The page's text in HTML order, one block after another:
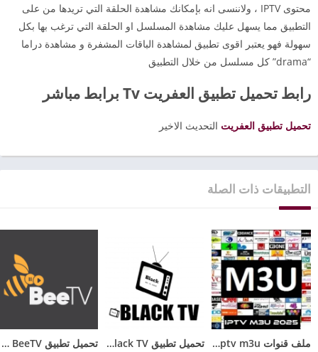
محتوى IPTV ، ولاننسى انه بإمكانك مشاهدة الحلقة التي تريدها من على
التطبيق مما يسهل عليك مشاهدة المسلسل او الحلقة التي ترغب بها بكل
سهولة فهو يعتبر اقوى تطبيق لمشاهدة الباقات المشفرة و مشاهدة دراما
“drama” كل مسلسل من خلال التطبيق
رابط تحميل تطبيق العفريت Tv برابط مباشر
تحميل تطبيق العفريت التحديث الاخير
التطبيقات ذات الصلة
ملف قنوات iptv m3u متجدد باستمرار مجاني 2026 تحميل تطبيق Black TV للاندرويد مع كود تفعيل الجديد 2025 تحميل تطبيق BeeTV مهكر 2025 بدون اعلانات للأندرويد